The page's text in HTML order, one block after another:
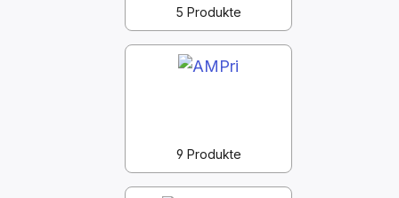
5 Produkte
9 Produkte